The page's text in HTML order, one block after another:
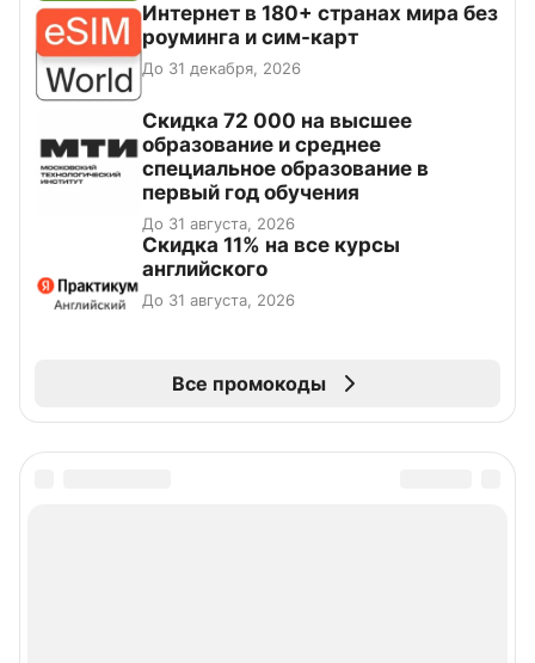
Интернет в 180+ странах мира без
роуминга и сим-карт
До 31 декабря, 2026
Скидка 72 000 на высшее
образование и среднее
специальное образование в
первый год обучения
До 31 августа, 2026
Скидка 11% на все курсы
английского
До 31 августа, 2026
Все промокоды